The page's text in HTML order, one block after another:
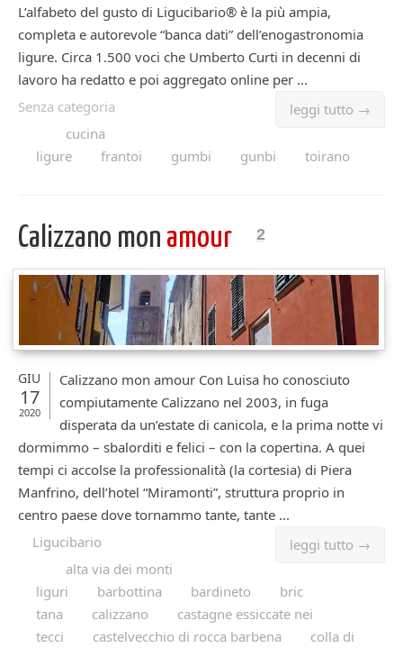
L’alfabeto del gusto di Ligucibario® è la più ampia,
completa e autorevole “banca dati” dell’enogastronomia
ligure. Circa 1.500 voci che Umberto Curti in decenni di
lavoro ha redatto e poi aggregato online per ...
leggi tutto →
Senza categoria
cucina
ligure
frantoi gumbi gunbi toirano
Calizzano mon amour 2
GIU
17
2020
Calizzano mon amour Con Luisa ho conosciuto
compiutamente Calizzano nel 2003, in fuga
disperata da un’estate di canicola, e la prima notte vi
dormimmo – sbalorditi e felici – con la copertina. A quei
tempi ci accolse la professionalità (la cortesia) di Piera
Manfrino, dell’hotel “Miramonti”, struttura proprio in
centro paese dove tornammo tante, tante ...
leggi tutto →
Ligucibario
alta via dei monti
liguri
barbottina bardineto
bric
tana
calizzano
castagne essiccate nei
tecci
castelvecchio di rocca barbena
colla di